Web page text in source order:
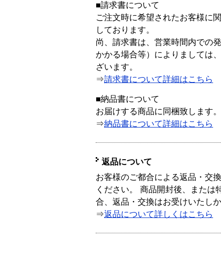
■請求書について
ご注文時に希望されたお客様に
しております。
尚、請求書は、営業時間内での
かかる場合等）によりましては
ざいます。
⇒請求書について詳細はこちら
■納品書について
お届けする商品に同梱致します。
⇒納品書について詳細はこちら
返品について
お客様のご都合による返品・交
ください。 商品開封後、または
合、返品・交換はお受けいたし
⇒返品について詳しくはこちら